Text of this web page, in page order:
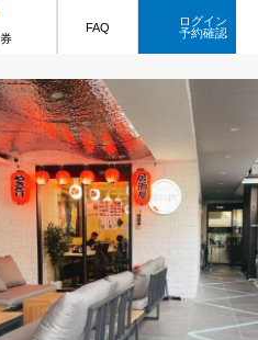
FAQ
ログイン
予約確認